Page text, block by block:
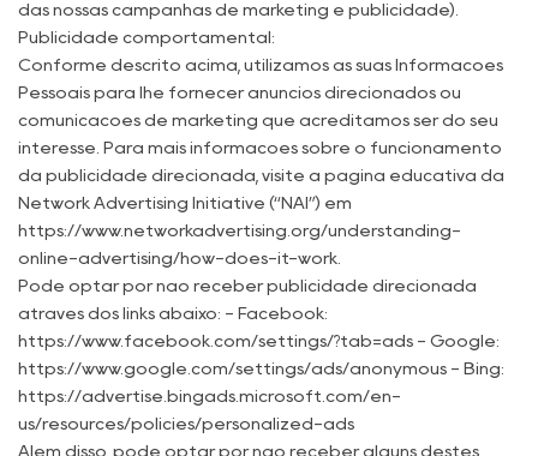
das nossas campanhas de marketing e publicidade).
Publicidade comportamental:
Conforme descrito acima, utilizamos as suas Informações
Pessoais para lhe fornecer anúncios direcionados ou
comunicações de marketing que acreditamos ser do seu
interesse. Para mais informações sobre o funcionamento
da publicidade direcionada, visite a página educativa da
Network Advertising Initiative (“NAI”) em
https://www.networkadvertising.org/understanding-
online-advertising/how-does-it-work.
Pode optar por não receber publicidade direcionada
através dos links abaixo: - Facebook:
https://www.facebook.com/settings/?tab=ads - Google:
https://www.google.com/settings/ads/anonymous - Bing:
https://advertise.bingads.microsoft.com/en-
us/resources/policies/personalized-ads
Além disso, pode optar por não receber alguns destes